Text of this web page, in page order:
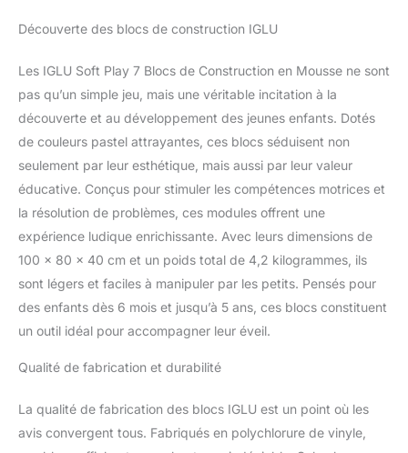
la conscience spatiale, le
expérience de jeu
amusante et captivante.
respectent les normes de
qualité les plus élevées.
Chaque étape, de la
production de la mousse
à la couture, est
soigneusement vérifiée
afin d'assurer un savoir-
faire plus élevé. Nous
utilisons les meilleurs
ainsi durabilité et
longévité. CERTIFIÉ :
conforme aux normes de
européennes,
garantissant qu'il est
exempt de substances
Découverte des blocs de construction IGLU
Les IGLU Soft Play 7 Blocs de Construction en Mousse ne sont
pas qu’un simple jeu, mais une véritable incitation à la
découverte et au développement des jeunes enfants. Dotés
de couleurs pastel attrayantes, ces blocs séduisent non
seulement par leur esthétique, mais aussi par leur valeur
éducative. Conçus pour stimuler les compétences motrices et
la résolution de problèmes, ces modules offrent une
expérience ludique enrichissante. Avec leurs dimensions de
100 x 80 x 40 cm et un poids total de 4,2 kilogrammes, ils
sont légers et faciles à manipuler par les petits. Pensés pour
des enfants dès 6 mois et jusqu’à 5 ans, ces blocs constituent
un outil idéal pour accompagner leur éveil.
Qualité de fabrication et durabilité
La qualité de fabrication des blocs IGLU est un point où les
avis convergent tous. Fabriqués en polychlorure de vinyle,